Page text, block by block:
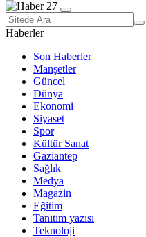
Haberler
Son Haberler
Manşetler
Güncel
Dünya
Ekonomi
Siyaset
Spor
Kültür Sanat
Gaziantep
Sağlık
Medya
Magazin
Eğitim
Tanıtım yazısı
Teknoloji